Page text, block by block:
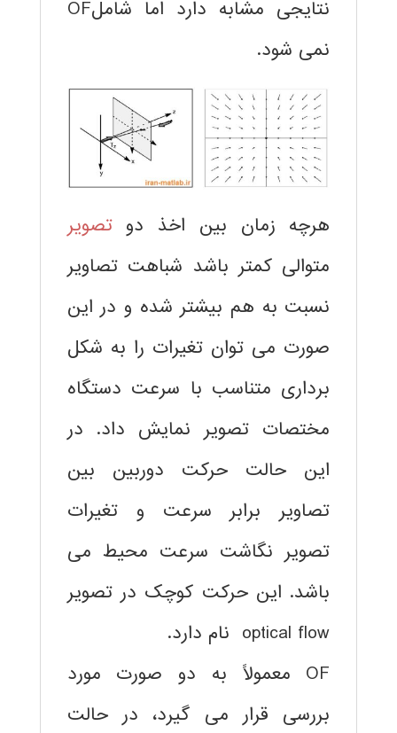
نتایجی مشابه دارد اما شاملOF
نمی شود.
هرچه زمان بین اخذ دوتصویر
متوالی کمتر باشد شباهت تصاویر
نسبت به هم بیشتر شده و در این
صورت می توان تغیرات را به شکل
برداری متناسب با سرعت دستگاه
مختصات تصویر نمایش داد. در
این حالت حرکت دوربین بین
تصاویر برابر سرعت و تغیرات
تصویر نگاشت سرعت محیط می
باشد. این حرکت کوچک در تصویر
optical flow نام دارد.
OF معمولاً به دو صورت مورد
بررسی قرار می گیرد، در حالت